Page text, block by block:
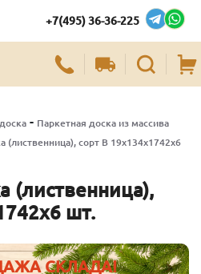
+7(495) 36-36-225
- Паркетная доска из массива
(лиственница), сорт В 19х134х1742х6
(лиственница),
шт.
СКЛАДА!